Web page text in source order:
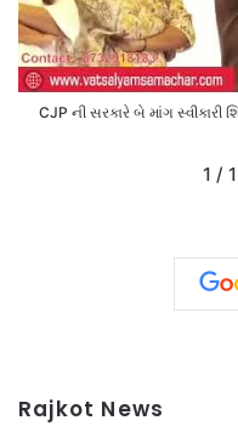
CJP ની સરકારે બે માંગ સ્વીકારી
1 /
Rajkot News